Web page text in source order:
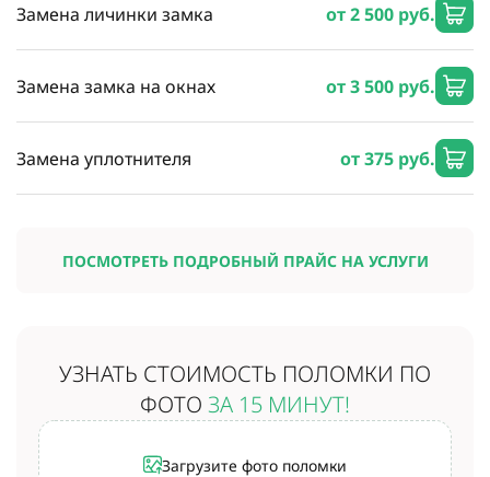
Замена личинки замка от 2 500 руб.
Замена замка на окнах от 3 500 руб.
Замена уплотнителя от 375 руб.
ПОСМОТРЕТЬ ПОДРОБНЫЙ ПРАЙС НА УСЛУГИ
УЗНАТЬ СТОИМОСТЬ ПОЛОМКИ ПО
ФОТО ЗА 15 МИНУТ!
Загрузите фото поломки